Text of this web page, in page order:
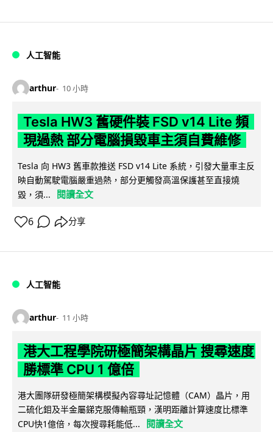
人工智能
arthur 10 小時
Tesla HW3 舊硬件裝 FSD v14 Lite 頻
現過熱 部分電腦損毀車主須自費維修
Tesla 向 HW3 舊車款推送 FSD v14 Lite 系統，引發大量車主反
映自動駕駛電腦嚴重過熱，部分更觸發高溫保護甚至直接燒
毀，須...
閱讀全文
6 分享
人工智能
arthur 11 小時
港大工程學院研極簡架構晶片 搜尋速度
勝標準 CPU 1 億倍
港大團隊研發極簡架構模擬內容尋址記憶體（CAM）晶片，用
二硫化鉬及半金屬銻克服傳輸瓶頸，漢明距離計算速度比標準
CPU快1億倍，每次搜尋耗能低...
閱讀全文